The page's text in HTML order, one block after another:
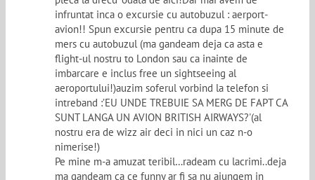
infruntat inca o excursie cu autobuzul : aerport-
avion!! Spun excursie pentru ca dupa 15 minute de
mers cu autobuzul (ma gandeam deja ca asta e
flight-ul nostru to London sau ca inainte de
imbarcare e inclus free un sightseeing al
aeroportului!)auzim soferul vorbind la telefon si
intreband :’EU UNDE TREBUIE SA MERG DE FAPT CA
SUNT LANGA UN AVION BRITISH AIRWAYS?'(al
nostru era de wizz air deci in nici un caz n-o
nimerise!)
Pe mine m-a amuzat teribil…radeam cu lacrimi..deja
ma gandeam ca ce funny ar fi sa nu ajungem in